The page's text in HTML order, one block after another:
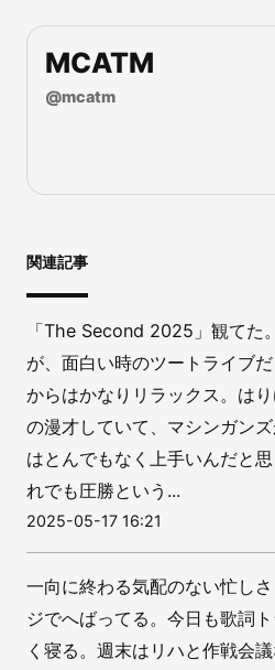
MCATM
@mcatm
関連記事
「The Second 2025」観てた
が、面白い時のツートライブ
からはかなりリラックス。は
の漫才していて、マシンガン
はとんでもなく上手いんだと
れでも圧勝という...
2025-05-17 16:21
一向に終わる気配のない忙し
ジでへばってる。今日も歌詞
く寝る。週末はリハと作戦会